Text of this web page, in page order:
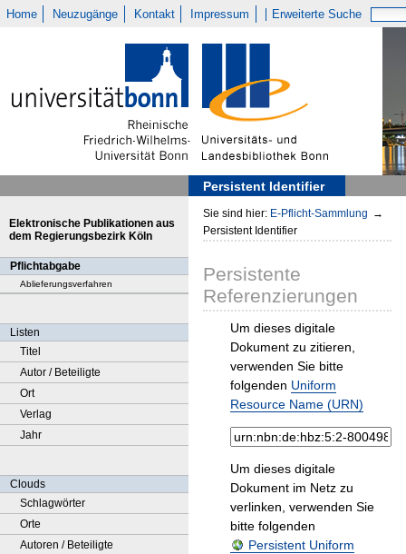
Home Neuzugänge Kontakt Impressum Erweiterte Suche
Persistent Identifier
Elektronische Publikationen aus
dem Regierungsbezirk Köln
Pflichtabgabe
Ablieferungsverfahren
Listen
Titel
Autor / Beteiligte
Ort
Verlag
Jahr
Clouds
Schlagwörter
Orte
Autoren / Beteiligte
Sie sind hier: E-Pflicht-Sammlung →
Persistent Identifier
Persistente
Referenzierungen
Um dieses digitale
Dokument zu zitieren,
verwenden Sie bitte
folgenden Uniform
Resource Name (URN)
Um dieses digitale
Dokument im Netz zu
verlinken, verwenden Sie
bitte folgenden
Persistent Uniform